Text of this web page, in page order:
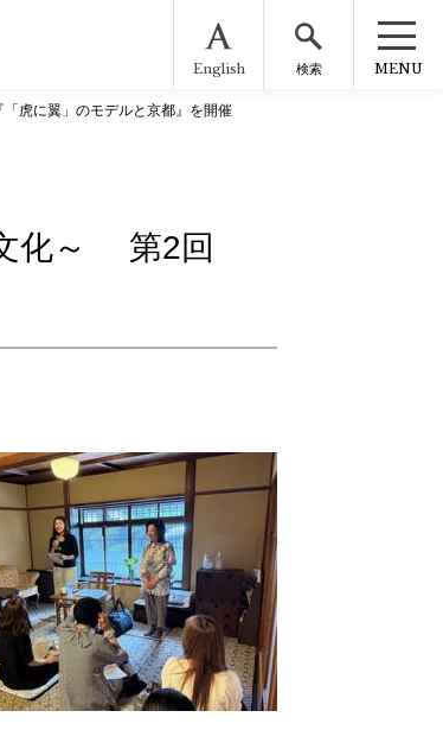
English 検索 MENU
虎に翼」のモデルと京都』を開催
化～ 第2回